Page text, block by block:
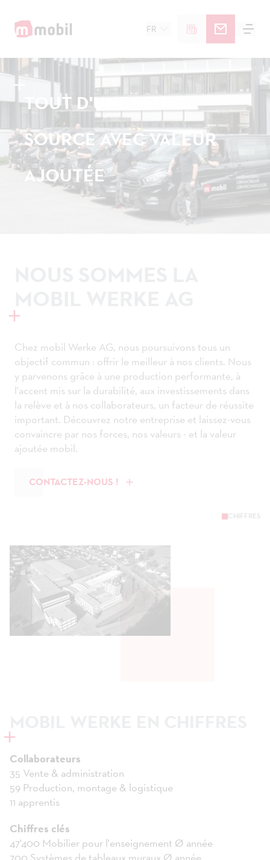
FR
TOUT D'UNE SEULE
SOURCE AVEC VALEUR
AJOUTÉE
Chez mobil Werke AG, nous poursuivons tous un
objectif commun : offrir le meilleur à nos clients. Nous
y parvenons grâce à une production performante, à
l'accent mis sur la durabilité, aux investissements dans
la relève et à nos collaborateurs, un facteur de réussite
important. Découvrez notre entreprise et laissez-vous
convaincre par nos forces, nos valeurs - et la valeur
ajoutée mobil.
CONTACTEZ-NOUS !
CHIFFRES
Collaborateurs
35 Vente & administration
59 Production, montage & logistique
11 apprentis
Chiffres clés
47'400 Mobilier pour l'enseignement Ø année